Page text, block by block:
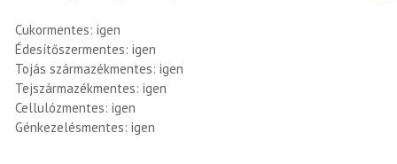
Cukormentes: igen
Édesítőszermentes: igen
Tojás származékmentes: igen
Tejszármazékmentes: igen
Cellulózmentes: igen
Génkezelésmentes: igen